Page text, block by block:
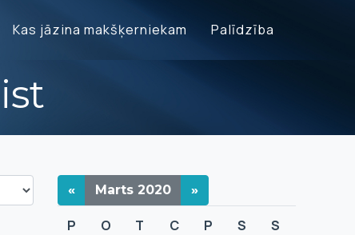
Kas jāzina makšķerniekam Palīdzība
« Marts 2020 »
P O T C P S S